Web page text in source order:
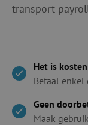
transport
Het is
Betaal enkel
Geen
Maak